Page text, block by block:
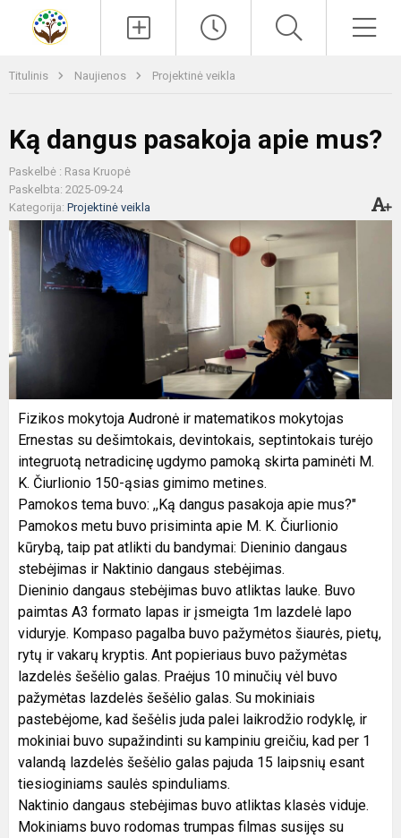
Titulinis Naujienos Projektinė veikla
Ką dangus pasakoja apie mus?
Paskelbė : Rasa Kruopė
Paskelbta: 2025-09-24
Kategorija: Projektinė veikla
Fizikos mokytoja Audronė ir matematikos mokytojas
Ernestas su dešimtokais, devintokais, septintokais turėjo
integruotą netradicinę ugdymo pamoką skirta paminėti M.
K. Čiurlionio 150-ąsias gimimo metines.
Pamokos tema buvo: ,,Ką dangus pasakoja apie mus?"
Pamokos metu buvo prisiminta apie M. K. Čiurlionio
kūrybą, taip pat atlikti du bandymai: Dieninio dangaus
stebėjimas ir Naktinio dangaus stebėjimas.
Dieninio dangaus stebėjimas buvo atliktas lauke. Buvo
paimtas A3 formato lapas ir įsmeigta 1m lazdelė lapo
viduryje. Kompaso pagalba buvo pažymėtos šiaurės, pietų,
rytų ir vakarų kryptis. Ant popieriaus buvo pažymėtas
lazdelės šešėlio galas. Praėjus 10 minučių vėl buvo
pažymėtas lazdelės šešėlio galas. Su mokiniais
pastebėjome, kad šešėlis juda palei laikrodžio rodyklę, ir
mokiniai buvo supažindinti su kampiniu greičiu, kad per 1
valandą lazdelės šešėlio galas pajuda 15 laipsnių esant
tiesioginiams saulės spinduliams.
Naktinio dangaus stebėjimas buvo atliktas klasės viduje.
Mokiniams buvo rodomas trumpas filmas susijęs su